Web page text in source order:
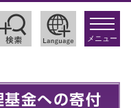
toggle
メニュー
金への寄付